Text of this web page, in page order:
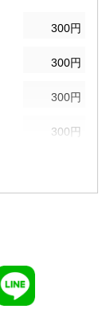
300円
300円
300円
300円